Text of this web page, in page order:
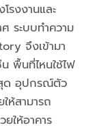
รงงานและ
ศ ระบบทำความ
จึงเข้ามา
พื้นที่ไหนใช้ไฟ
ด อุปกรณ์ตัว
ห้สามารถ
ให้อาคาร